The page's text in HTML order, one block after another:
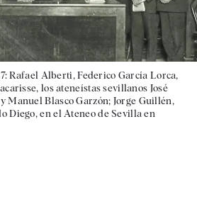
Rafael Alberti, Federico García Lorca,
los ateneístas sevillanos José
Manuel Blasco Garzón; Jorge Guillén,
Diego, en el Ateneo de Sevilla en